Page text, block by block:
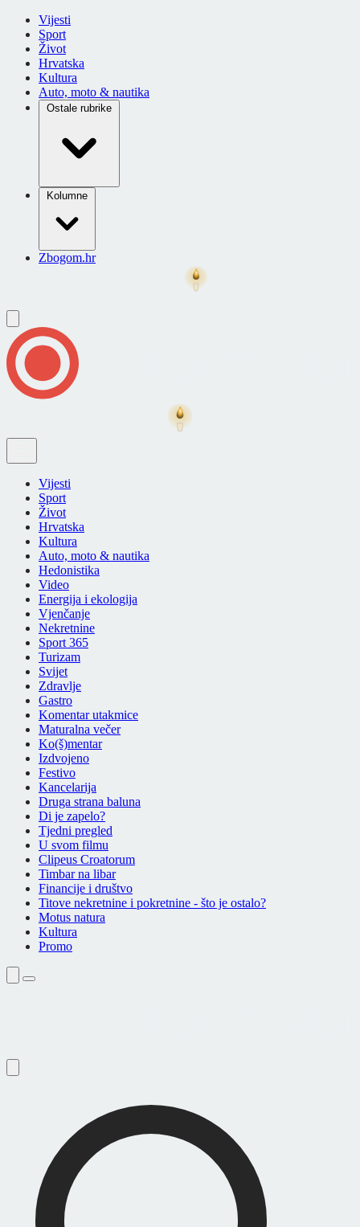
Vijesti
Sport
Život
Hrvatska
Kultura
Auto, moto & nautika
Ostale rubrike
Kolumne
Zbogom.hr
Vijesti
Sport
Život
Hrvatska
Kultura
Auto, moto & nautika
Hedonistika
Video
Energija i ekologija
Vjenčanje
Nekretnine
Sport 365
Turizam
Svijet
Zdravlje
Gastro
Komentar utakmice
Maturalna večer
Ko(š)mentar
Izdvojeno
Festivo
Kancelarija
Druga strana baluna
Di je zapelo?
Tjedni pregled
U svom filmu
Clipeus Croatorum
Timbar na libar
Financije i društvo
Titove nekretnine i pokretnine - što je ostalo?
Motus natura
Kultura
Promo